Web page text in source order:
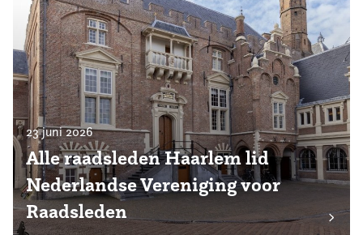
23 juni 2026
Alle raadsleden Haarlem lid
Nederlandse Vereniging voor
Raadsleden